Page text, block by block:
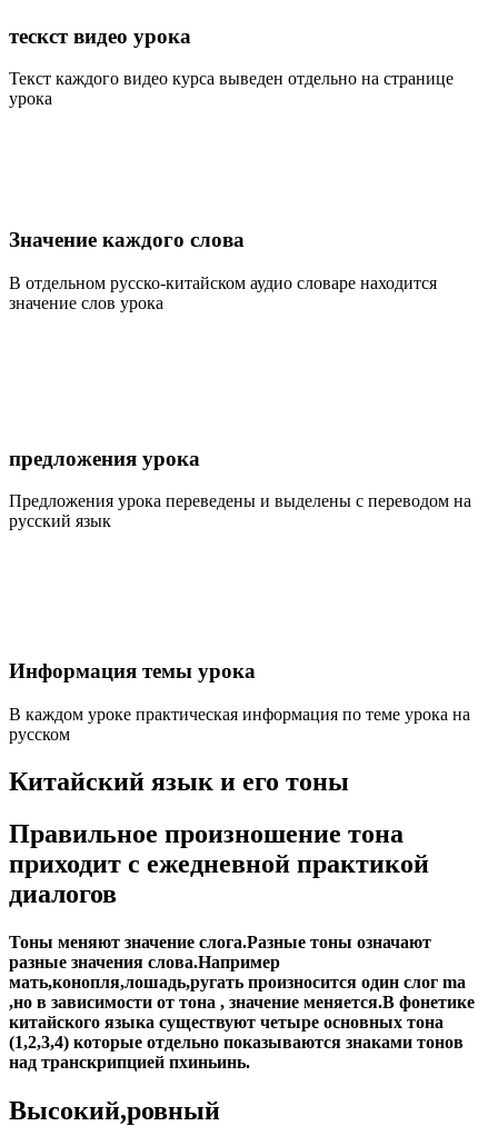
тескст видео урока
Текст каждого видео курса выведен отдельно на странице
урока
Значение каждого слова
В отдельном русско-китайском аудио словаре находится
значение слов урока
предложения урока
Предложения урока переведены и выделены с переводом на
русский язык
Информация темы урока
В каждом уроке практическая информация по теме урока на
русском
Китайский язык и его тоны
Правильное произношение тона
приходит с ежедневной практикой
диалогов
Тоны меняют значение слога.Разные тоны означают
разные значения слова.Например
мать,конопля,лошадь,ругать произносится один слог ma
,но в зависимости от тона , значение меняется.В фонетике
китайского языка существуют четыре основных тона
(1,2,3,4) которые отдельно показываются знаками тонов
над транскрипцией пхиньинь.
Высокий,ровный